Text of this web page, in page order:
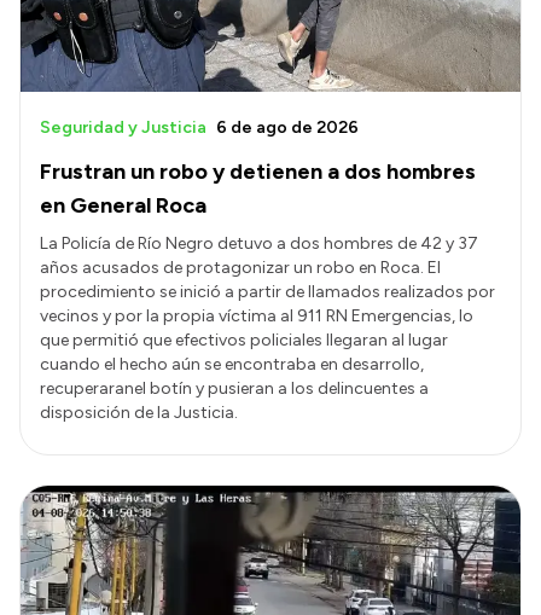
Frustran un robo y detienen a dos hombres
en General Roca
Seguridad y Justicia 6 de ago de 2026
La Policía de Río Negro detuvo a dos hombres de 42 y 37
años acusados de protagonizar un robo en Roca. El
procedimiento se inició a partir de llamados realizados por
vecinos y por la propia víctima al 911 RN Emergencias, lo
que permitió que efectivos policiales llegaran al lugar
cuando el hecho aún se encontraba en desarrollo,
recuperaranel botín y pusieran a los delincuentes a
disposición de la Justicia.